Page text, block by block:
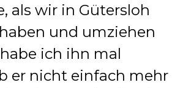
als wir in Gütersloh
und umziehen
ich ihn mal
er nicht einfach mehr